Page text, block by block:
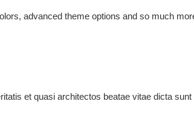
advanced theme options and so much
et quasi architectos beatae vitae dicta